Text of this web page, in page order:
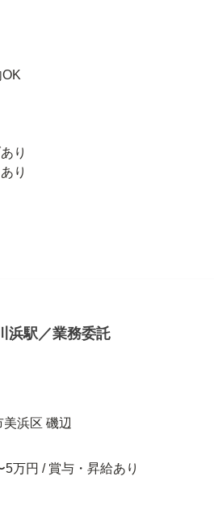
り
り
浜駅／業務委託
浜区 磯辺
5万円 / 賞与・昇給あり